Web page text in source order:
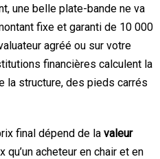
une belle plate-bande ne va
fixe et garanti de 10 000
agréé ou sur votre
financières calculent la
la structure, des pieds carrés
final dépend de la valeur
qu’un acheteur en chair et en